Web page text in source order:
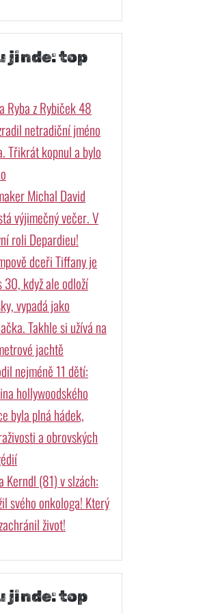
jinde: top
Ryba z Rybiček 48
netradiční jméno
Třikrát kopnul a bylo
Michal David
výjimečný večer. V
roli Depardieu!
dceři Tiffany je
30, když ale odloží
vypadá jako
Takhle si užívá na
jachtě
nejméně 11 dětí:
hollywoodského
byla plná hádek,
a obrovských
Kerndl (81) v slzách:
svého onkologa! Který
život!
jinde: top